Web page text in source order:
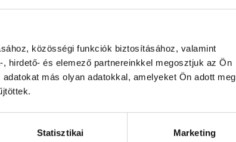
közösségi funkciók biztosításához, valamint
hirdető- és elemező partnereinkkel megosztjuk az Ön
más olyan adatokkal, amelyeket Ön adott meg
Statisztikai Marketing